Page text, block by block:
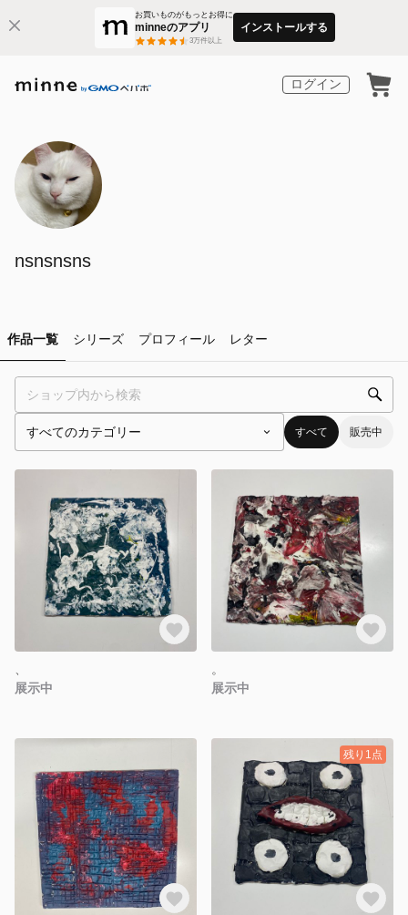
お買いものがもっとお得に
minneのアプリ
3万件以上
インストールする
ログイン
nsnsnsns
作品一覧 シリーズ プロフィール レター
すべて 販売中
展示中
。
展示中
残り1点